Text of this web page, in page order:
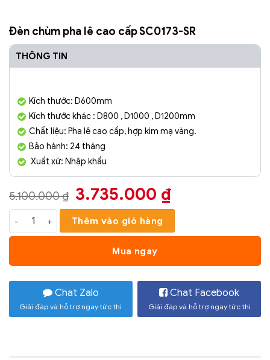
Đèn chùm pha lê cao cấp SC0173-SR
THÔNG TIN
Kích thước: D600mm
Kích thước khác : D800 , D1000 , D1200mm
Chất liệu: Pha lê cao cấp, hợp kim mạ vàng.
Bảo hành: 24 tháng
Xuất xứ: Nhập khẩu
5.100.000₫ Giá
gốc
là:
5.100.000 ₫.
3.735.000 ₫Giá
hiện
tại
3.735.000 ₫.
Đèn chùm pha lê cao cấp SC0173-SR số lượng
Thêm vào giỏ hàng
Mua ngay
Chat Zalo
Giải đáp và hỗ trợ ngay tức thì
Chat Facebook
Giải đáp và hỗ trợ ngay tức thì